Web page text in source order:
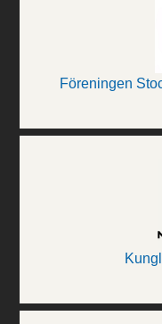
Föreningen